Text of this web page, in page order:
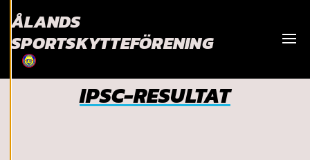
när som helst. Läs
mer om våra
cookies.
ÅLANDS
SPORTSKYTTEFÖRENING
IPSC-RESULTAT